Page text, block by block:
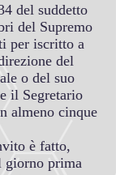
del suddetto
del Supremo
per iscritto a
del
o del suo
il Segretario
almeno cinque
è fatto,
giorno prima